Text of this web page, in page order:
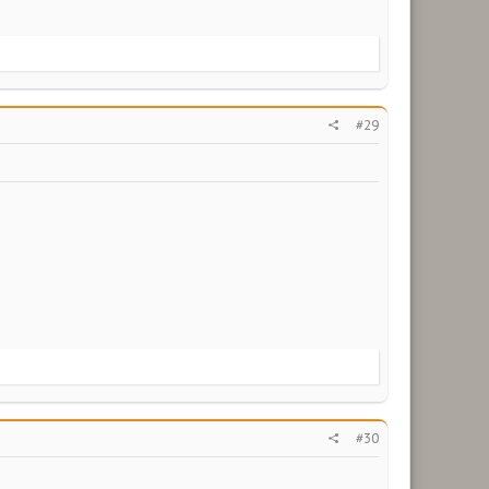
#29
#30